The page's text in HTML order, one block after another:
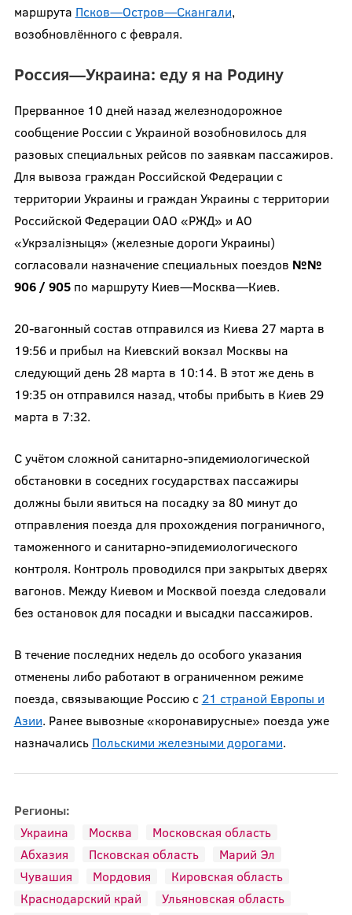
маршрута Псков—Остров—Скангали,
возобновлённого с февраля.
Россия—Украина: еду я на Родину
Прерванное 10 дней назад железнодорожное
сообщение России с Украиной возобновилось для
разовых специальных рейсов по заявкам пассажиров.
Для вывоза граждан Российской Федерации с
территории Украины и граждан Украины с территории
Российской Федерации ОАО «РЖД» и АО
«Укрзалізныця» (железные дороги Украины)
согласовали назначение специальных поездов №№
906 / 905по маршруту Киев—Москва—Киев.
20-вагонный состав отправился из Киева 27 марта в
19:56 и прибыл на Киевский вокзал Москвы на
следующий день 28 марта в 10:14. В этот же день в
19:35 он отправился назад, чтобы прибыть в Киев 29
марта в 7:32.
С учётом сложной санитарно-эпидемиологической
обстановки в соседних государствах пассажиры
должны были явиться на посадку за 80 минут до
отправления поезда для прохождения пограничного,
таможенного и санитарно-эпидемиологического
контроля. Контроль проводился при закрытых дверях
вагонов. Между Киевом и Москвой поезда следовали
без остановок для посадки и высадки пассажиров.
В течение последних недель до особого указания
отменены либо работают в ограниченном режиме
поезда, связывающие Россию с 21 страной Европы и
Азии. Ранее вывозные «коронавирусные» поезда уже
назначались Польскими железными дорогами.
Регионы:
Украина
Москва
Московская область
Абхазия
Псковская область
Марий Эл
Чувашия
Мордовия
Кировская область
Краснодарский край
Ульяновская область